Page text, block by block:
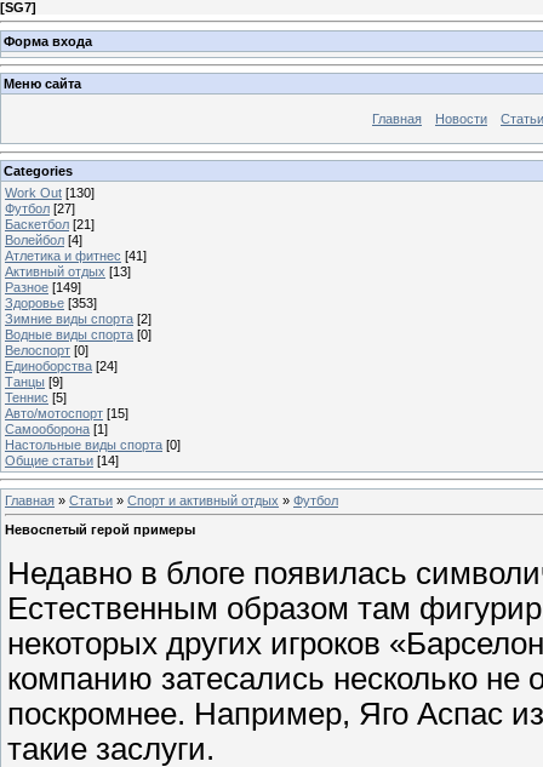
[SG7]
Форма входа
Меню сайта
Главная Новости Статьи
Categories
Work Out [130]
Футбол [27]
Баскетбол [21]
Волейбол [4]
Атлетика и фитнес [41]
Активный отдых [13]
Разное [149]
Здоровье [353]
Зимние виды спорта [2]
Водные виды спорта [0]
Велоспорт [0]
Единоборства [24]
Танцы [9]
Теннис [5]
Авто/мотоспорт [15]
Самооборона [1]
Настольные виды спорта [0]
Общие статьи [14]
Главная » Статьи » Спорт и активный отдых » Футбол
Невоспетый герой примеры
Недавно в блоге появилась
Естественным образом там
некоторых других игроков
компанию затесались несколько не
поскромнее. Например, Яго Аспас
такие заслуги.